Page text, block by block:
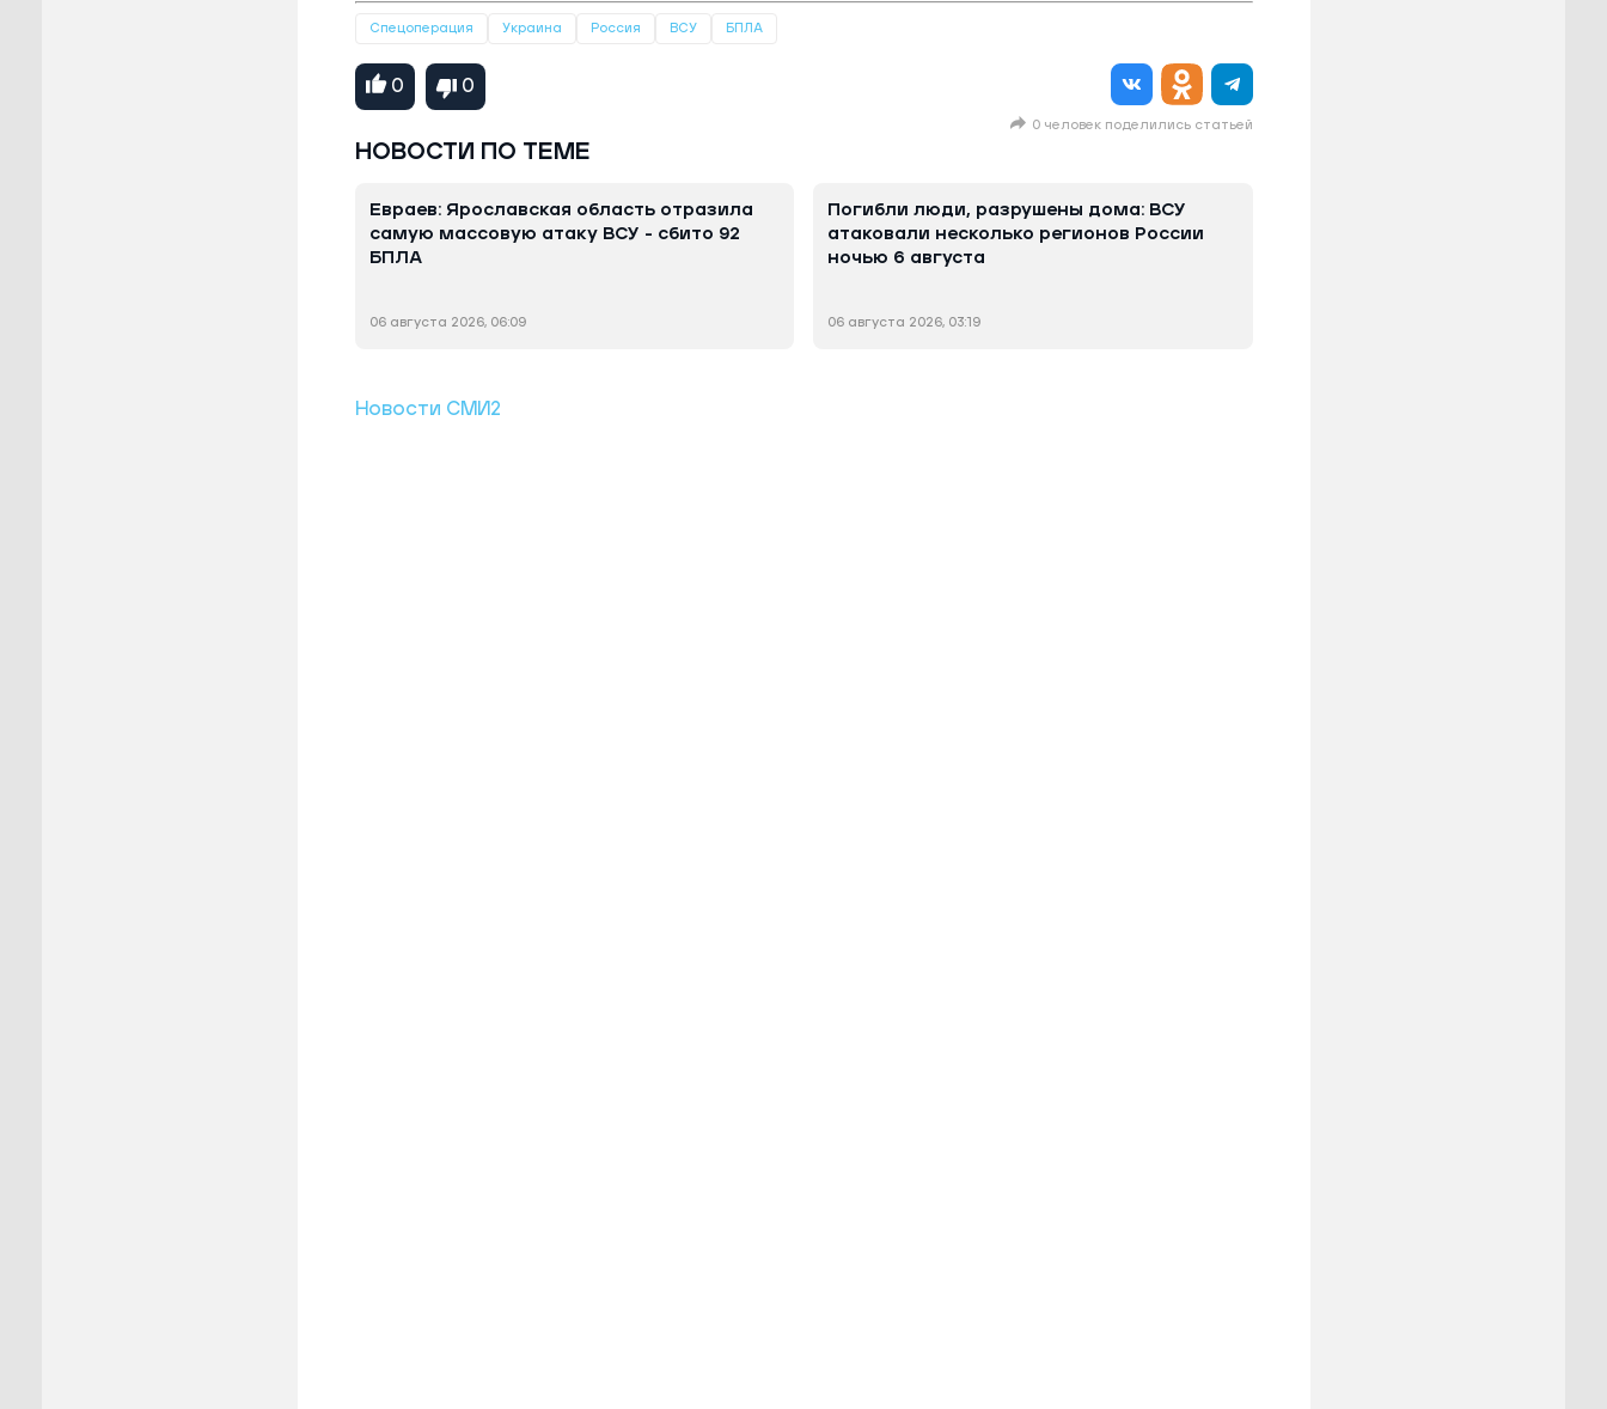
Спецоперация Украина Россия ВСУ БПЛА
0 0
0 человек поделились статьей
НОВОСТИ ПО ТЕМЕ
Евраев: Ярославская область отразила
самую массовую атаку ВСУ - сбито 92
БПЛА
06 августа 2026, 06:09
Погибли люди, разрушены дома: ВСУ
атаковали несколько регионов России
ночью 6 августа
06 августа 2026, 03:19
Новости СМИ2